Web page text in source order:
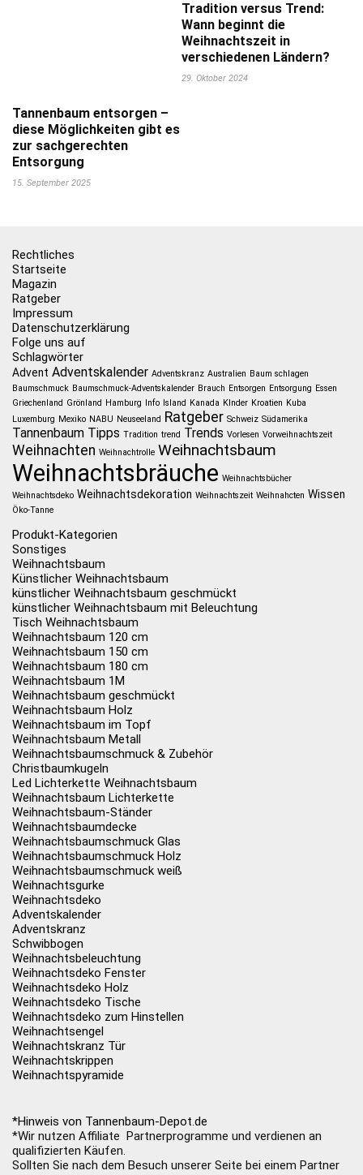
Tradition versus Trend:
Wann beginnt die
Weihnachtszeit in
verschiedenen Ländern?
29. Oktober 2024
Tannenbaum entsorgen –
diese Möglichkeiten gibt es
zur sachgerechten
Entsorgung
15. September 2025
Rechtliches
Startseite
Magazin
Ratgeber
Impressum
Datenschutzerklärung
Folge uns auf
Schlagwörter
Advent Adventskalender Adventskranz Australien Baum schlagen
Baumschmuck Baumschmuck-Adventskalender Brauch Entsorgen Entsorgung Essen
Griechenland Grönland Hamburg Info Island Kanada KInder Kroatien Kuba
Luxemburg Mexiko NABU Neuseeland Ratgeber Schweiz Südamerika
Tannenbaum Tipps Tradition trend Trends Vorlesen Vorweihnachtszeit
Weihnachten Weihnachtrolle Weihnachtsbaum
Weihnachtsbräuche Weihnachtsbücher
Weihnachtsdeko Weihnachtsdekoration Weihnachtszeit Weihnahcten Wissen
Öko-Tanne
Produkt-Kategorien
Sonstiges
Weihnachtsbaum
Künstlicher Weihnachtsbaum
künstlicher Weihnachtsbaum geschmückt
künstlicher Weihnachtsbaum mit Beleuchtung
Tisch Weihnachtsbaum
Weihnachtsbaum 120 cm
Weihnachtsbaum 150 cm
Weihnachtsbaum 180 cm
Weihnachtsbaum 1M
Weihnachtsbaum geschmückt
Weihnachtsbaum Holz
Weihnachtsbaum im Topf
Weihnachtsbaum Metall
Weihnachtsbaumschmuck & Zubehör
Christbaumkugeln
Led Lichterkette Weihnachtsbaum
Weihnachtsbaum Lichterkette
Weihnachtsbaum-Ständer
Weihnachtsbaumdecke
Weihnachtsbaumschmuck Glas
Weihnachtsbaumschmuck Holz
Weihnachtsbaumschmuck weiß
Weihnachtsgurke
Weihnachtsdeko
Adventskalender
Adventskranz
Schwibbogen
Weihnachtsbeleuchtung
Weihnachtsdeko Fenster
Weihnachtsdeko Holz
Weihnachtsdeko Tische
Weihnachtsdeko zum Hinstellen
Weihnachtsengel
Weihnachtskranz Tür
Weihnachtskrippen
Weihnachtspyramide
*Hinweis von Tannenbaum-Depot.de
*Wir nutzen Affiliate Partnerprogramme und verdienen an
qualifizierten Käufen.
Sollten Sie nach dem Besuch unserer Seite bei einem Partner